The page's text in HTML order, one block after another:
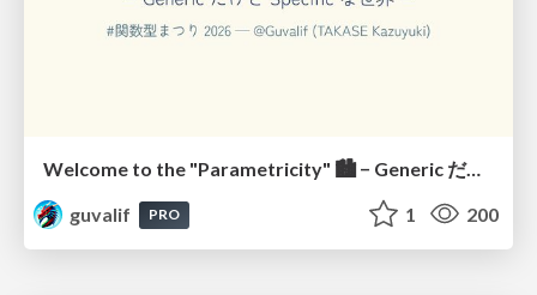
Welcome to the "Parametricity" 🏙️ − Generic だけど Specific な世界 −
guvalif
PRO 1 200